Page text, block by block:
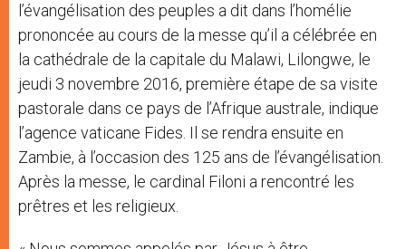
l’évangélisation des peuples a dit dans l’homélie
prononcée au cours de la messe qu’il a célébrée en
la cathédrale de la capitale du Malawi, Lilongwe, le
jeudi 3 novembre 2016, première étape de sa visite
pastorale dans ce pays de l’Afrique australe, indique
l’agence vaticane Fides. Il se rendra ensuite en
Zambie, à l’occasion des 125 ans de l’évangélisation.
Après la messe, le cardinal Filoni a rencontré les
prêtres et les religieux.